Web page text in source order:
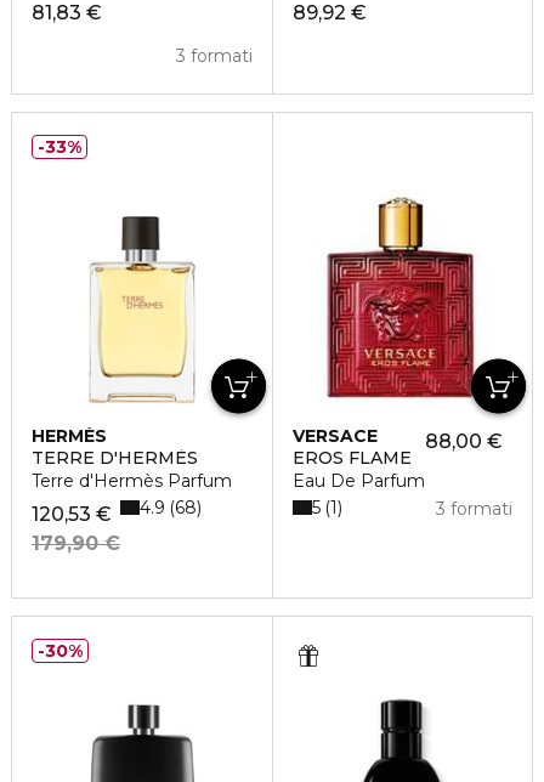
81,83 €
3 formati
89,92 €
HERMÈS
TERRE D'HERMÈS
Terre d'Hermès Parfum
120,53 €
179,90 €
4.9 68
33%
VERSACE
EROS FLAME
Eau De Parfum
88,00 €
3 formati
5 1
30%